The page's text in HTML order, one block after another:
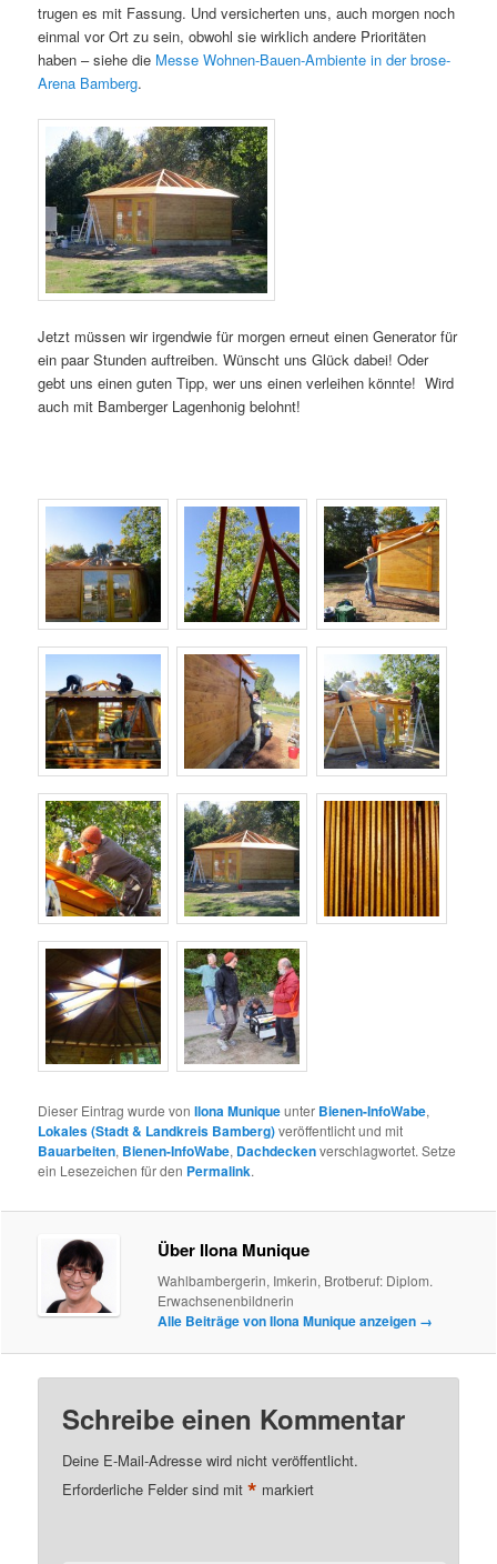
trugen es mit Fassung. Und versicherten uns, auch morgen noch
einmal vor Ort zu sein, obwohl sie wirklich andere Prioritäten
haben – siehe die Messe Wohnen-Bauen-Ambiente in der brose-
Arena Bamberg.
Jetzt müssen wir irgendwie für morgen erneut einen Generator für
ein paar Stunden auftreiben. Wünscht uns Glück dabei! Oder
gebt uns einen guten Tipp, wer uns einen verleihen könnte! Wird
auch mit Bamberger Lagenhonig belohnt!
Dieser Eintrag wurde vonIlona Muniqueunter Bienen-InfoWabe,
Lokales (Stadt & Landkreis Bamberg)veröffentlicht und mit
Bauarbeiten, Bienen-InfoWabe, Dachdeckenverschlagwortet. Setze
ein Lesezeichen für den Permalink.
Über Ilona Munique
Wahlbambergerin, Imkerin, Brotberuf: Diplom.
Erwachsenenbildnerin
Alle Beiträge von Ilona Munique anzeigen →
Schreibe einen Kommentar
Deine E-Mail-Adresse wird nicht veröffentlicht.
Erforderliche Felder sind mit* markiert